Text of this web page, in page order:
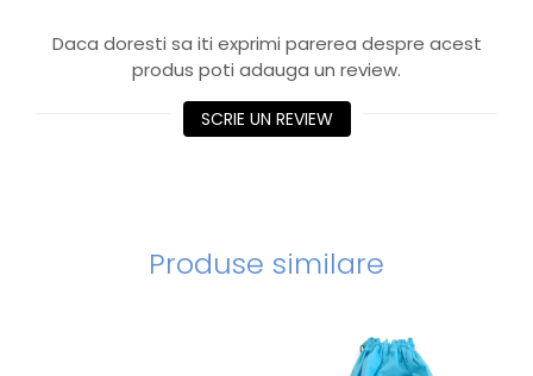
Daca doresti sa iti exprimi parerea despre acest
produs poti adauga un review.
SCRIE UN REVIEW
Produse similare